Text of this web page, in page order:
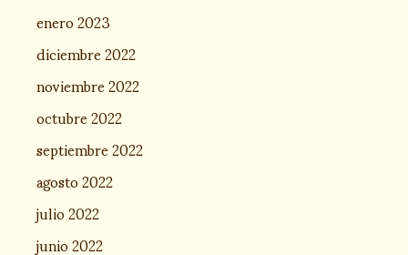
enero 2023
diciembre 2022
noviembre 2022
octubre 2022
septiembre 2022
agosto 2022
julio 2022
junio 2022